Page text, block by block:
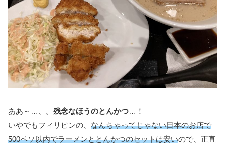
ああ～…、。 残念なほうのとんかつ…！
いやでもフィリピンの、 なんちゃってじゃない日本のお店で
500ペソ以内でラーメンととんかつのセットは安いので、正直